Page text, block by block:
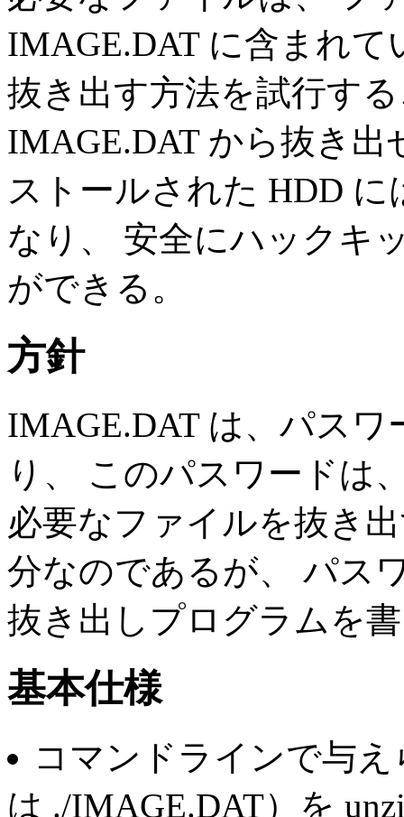
IMAGE.DAT に含まれ
抜き出す方法を試行す
IMAGE.DAT から抜き
ストールされた HDD
なり、 安全にハックキ
ができる。
方針
IMAGE.DAT は、パス
り、 このパスワードは
必要なファイルを抜き
分なのであるが、 パス
抜き出しプログラムを
基本仕様
コマンドラインで与
は ./IMAGE.DAT）を